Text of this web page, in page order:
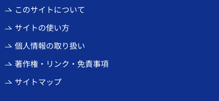
このサイトについて
サイトの使い方
個人情報の取り扱い
著作権・リンク・免責事項
サイトマップ